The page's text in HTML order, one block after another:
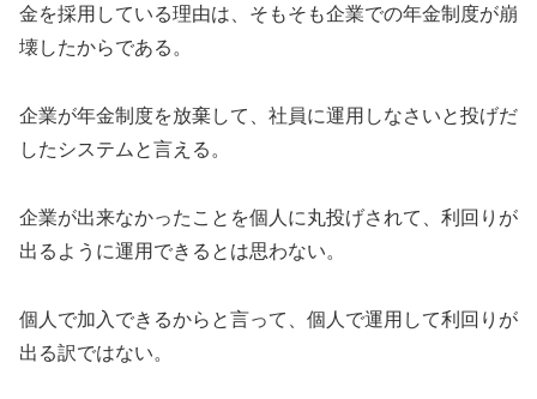
金を採用している理由は、そもそも企業での年金制度が崩
壊したからである。
企業が年金制度を放棄して、社員に運用しなさいと投げだ
したシステムと言える。
企業が出来なかったことを個人に丸投げされて、利回りが
出るように運用できるとは思わない。
個人で加入できるからと言って、個人で運用して利回りが
出る訳ではない。